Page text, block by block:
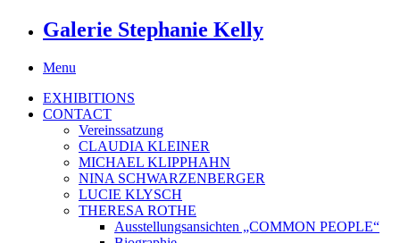
Galerie Stephanie Kelly
Menu
EXHIBITIONS
CONTACT
Vereinssatzung
CLAUDIA KLEINER
MICHAEL KLIPPHAHN
NINA SCHWARZENBERGER
LUCIE KLYSCH
THERESA ROTHE
Ausstellungsansichten „COMMON PEOPLE“